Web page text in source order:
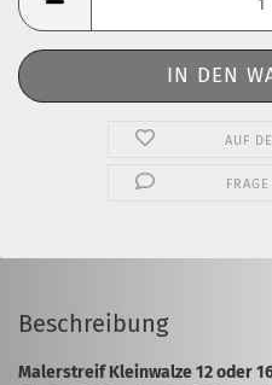
AUF
Beschreibung
Malerstreif Kleinwalze 12 oder